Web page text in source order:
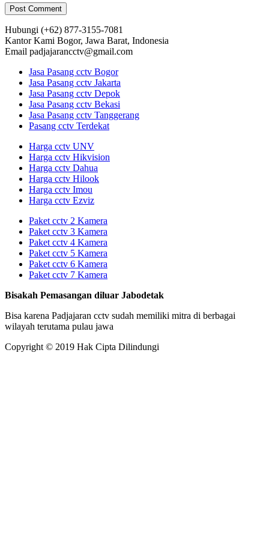
Hubungi (+62) 877-3155-7081
Kantor Kami Bogor, Jawa Barat, Indonesia
Email padjajarancctv@gmail.com
Jasa Pasang cctv Bogor
Jasa Pasang cctv Jakarta
Jasa Pasang cctv Depok
Jasa Pasang cctv Bekasi
Jasa Pasang cctv Tanggerang
Pasang cctv Terdekat
Harga cctv UNV
Harga cctv Hikvision
Harga cctv Dahua
Harga cctv Hilook
Harga cctv Imou
Harga cctv Ezviz
Paket cctv 2 Kamera
Paket cctv 3 Kamera
Paket cctv 4 Kamera
Paket cctv 5 Kamera
Paket cctv 6 Kamera
Paket cctv 7 Kamera
Bisakah Pemasangan diluar Jabodetak
Bisa karena Padjajaran cctv sudah memiliki mitra di berbagai
wilayah terutama pulau jawa
Copyright © 2019 Hak Cipta Dilindungi